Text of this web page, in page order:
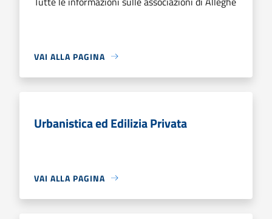
VAI ALLA PAGINA
Urbanistica ed Edilizia Privata
VAI ALLA PAGINA